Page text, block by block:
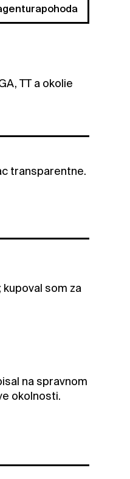
TT a okolie
transparentne.
som za
na spravnom
okolnosti.